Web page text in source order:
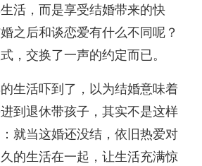
活，而是享受结婚带来的快
之后和谈恋爱有什么不同呢？
，交换了一声的约定而已。
生活吓到了，以为结婚意味着
到退休带孩子，其实不是这样
就当这婚还没结，依旧热爱对
的生活在一起，让生活充满惊